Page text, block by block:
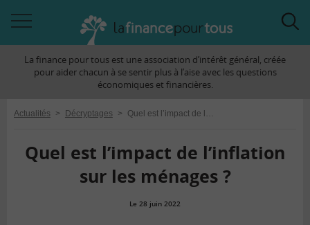
àLa finance pour tous est une association d’intérêt général, créée
pour aider chacun à se sentir plus à l’aise avec les questions
économiques et financières.
Actualités > Décryptages > Quel est l’impact de l’inflation sur les ménages ?
Quel est l’impact de l’inflation
sur les ménages ?
Le 28 juin 2022